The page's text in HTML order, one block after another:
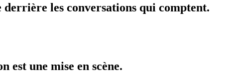
les conversations qui comptent.
est une mise en scène.